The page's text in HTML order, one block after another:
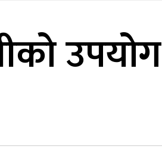
उपयोग